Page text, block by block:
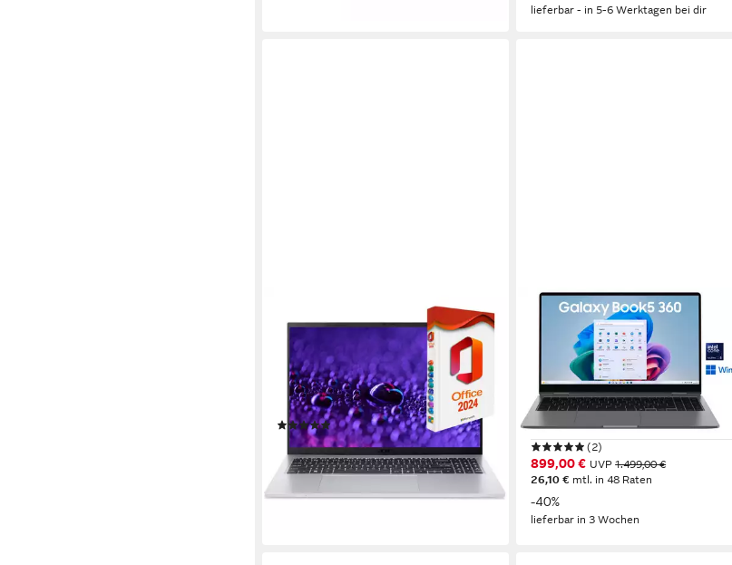
lieferbar - in 5-6 Werktagen bei dir
Aspire Go 15 - Ryzen 7 Business-
Notebook
15.6 Zoll Bildschirmdiagonale
AMD AMD Ryzen 7 Prozessor
8 GB Arbeitsspeicher
(1)
ab 549,00 € UVP649,00 €
15,94 €mtl. in 48 Raten
-15%
lieferbar - in 2-3 Werktagen bei dir
SAMSUNG
Galaxy Book5 360 15,6'' (NP750Q)
Ultra5 16 GB + 256 GB Convertible
Notebook
15,6 Zoll Bildschirmdiagonale
Intel Core Ultra 5 Prozessor
ARC Graphics Grafikkarte
(2)
899,00 € UVP1.499,00 €
26,10 € mtl. in 48 Raten
-40%
lieferbar in 3 Wochen